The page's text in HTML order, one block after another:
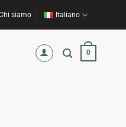
siamo Italiano
0